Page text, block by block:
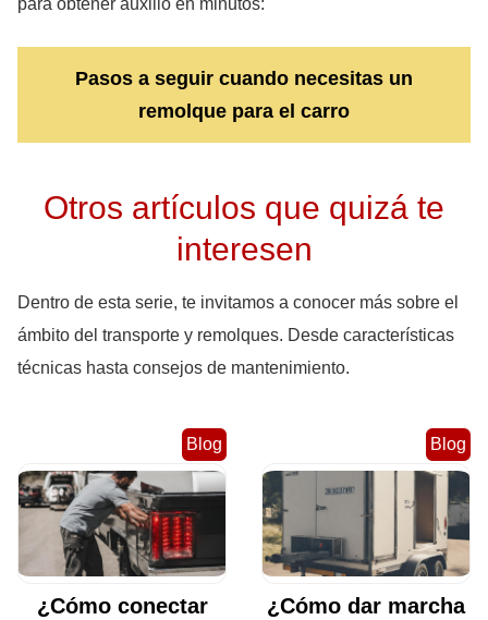
para obtener auxilio en minutos:
Pasos a seguir cuando necesitas un
remolque para el carro
Otros artículos que quizá te
interesen
Dentro de esta serie, te invitamos a conocer más sobre el
ámbito del transporte y remolques. Desde características
técnicas hasta consejos de mantenimiento.
Blog
¿Cómo conectar
Blog
¿Cómo dar marcha